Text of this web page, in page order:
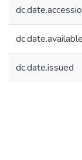
dc.date.available
dc.date.issued